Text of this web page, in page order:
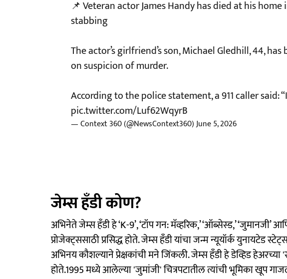
📌 Veteran actor James Handy has died at his
stabbing
The actor’s girlfriend’s son, Michael Gledhill, 44,
on suspicion of murder.
According to the police statement, a 911 caller said:
pic.twitter.com/Luf62WqyrB
— Context 360 (@NewsContext360)June 5, 2026
जेम्स हँडी कोण?
अभिनेते जेम्स हँडी हे ‘K-9’, ‘टॉप गन: मॅव्हरिक,’ ‘ऑब्सेस्ड,’ ‘जुमानजी’
प्रोजेक्ट्ससाठी प्रसिद्ध होते. जेम्स हँडी यांचा जन्म न्यूयॉर्क युनायटेड
अभिनय कौशल्याने प्रेक्षकांची मने जिंकली. जेम्स हँडी हे डेव्हिड हेअरच्या
होते.1995 मध्ये आलेल्या 'जुमांजी' चित्रपटातील त्यांची भूमिका खूप